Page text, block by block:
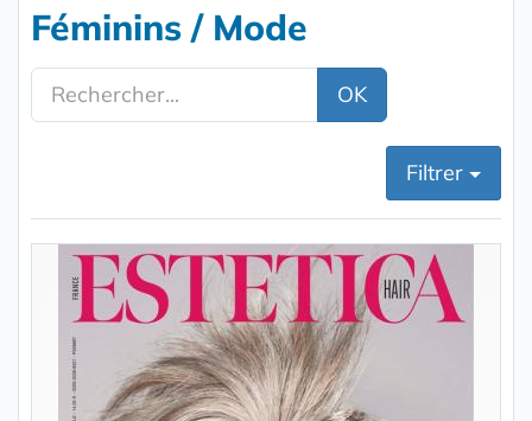
Féminins / Mode
OK
Filtrer